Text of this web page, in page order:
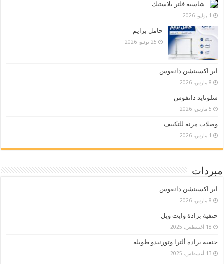
شاسيه فلتر بلاستيك
1 يوليو، 2026
حامل برايم
25 يونيو، 2026
ابر اكسبنشن دانفوس
8 مارس، 2026
سلونايد دانفوس
5 مارس، 2026
وصلات مرنة للتكييف
1 مارس، 2026
مبردات
ابر اكسبنشن دانفوس
8 مارس، 2026
حنفية برادة وايت ويل
18 أغسطس، 2025
حنفية برادة ألترا وتورنيدو طويلة
13 أغسطس، 2025